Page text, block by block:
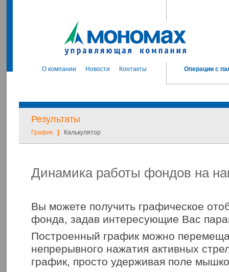
О компании Новости Контакты Операции с
Результаты
График | Калькулятор
Динамика работы фондов на
Вы можете получить графическое
фонда, задав интересующие Вас
Построенный график можно
непрерывного нажатия активных
график, просто удерживая поле